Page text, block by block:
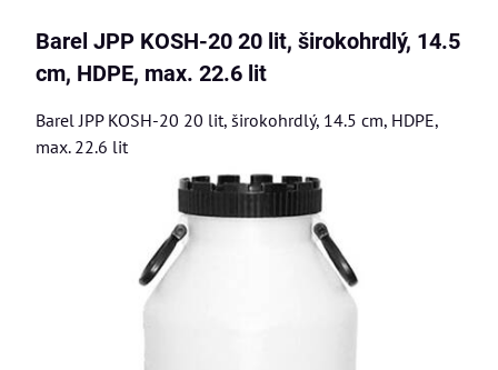
Barel JPP KOSH-20 20 lit, širokohrdlý, 14.5
cm, HDPE, max. 22.6 lit
Barel JPP KOSH-20 20 lit, širokohrdlý, 14.5 cm, HDPE,
max. 22.6 lit